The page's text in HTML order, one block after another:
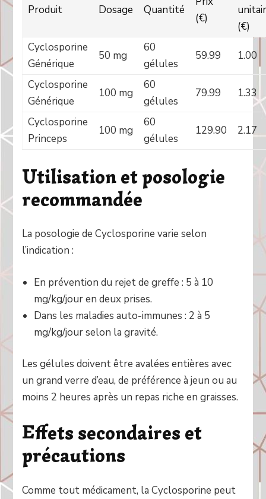
Produit Dosage Quantité
(€)
(€)
Cyclosporine
Générique
50 mg
60
gélules
59.99 1.00
Cyclosporine
Générique
100 mg
60
gélules
79.99 1.33
Cyclosporine
Princeps
100 mg
60
gélules
129.90 2.17
Utilisation et posologie
recommandée
La posologie de Cyclosporine varie selon
l’indication :
En prévention du rejet de greffe : 5 à 10
mg/kg/jour en deux prises.
Dans les maladies auto-immunes : 2 à 5
mg/kg/jour selon la gravité.
Les gélules doivent être avalées entières avec
un grand verre d’eau, de préférence à jeun ou au
moins 2 heures après un repas riche en graisses.
Effets secondaires et
précautions
Comme tout médicament, la Cyclosporine peut